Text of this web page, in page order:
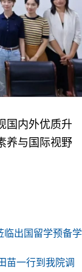
国内外优质升
养与国际视野
临出国留学预备学
苗一行到我院调